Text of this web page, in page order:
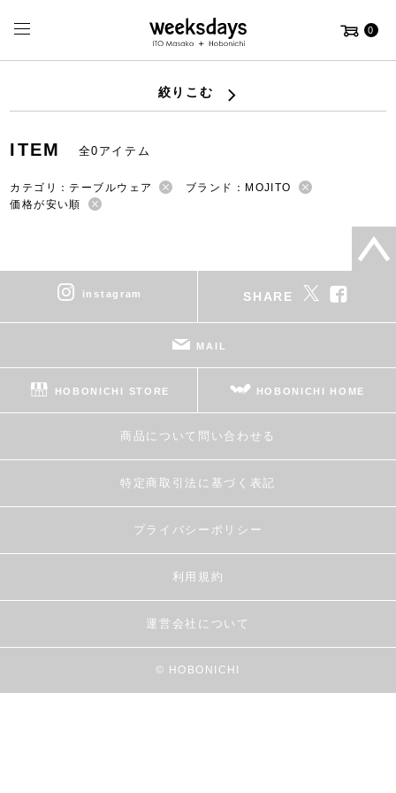
0
絞りこむ
ITEM 全0アイテム
カテゴリ：テーブルウェア
ブランド：MOJITO
価格が安い順
instagram SHARE
MAIL
HOBONICHI STORE HOBONICHI HOME
商品について問い合わせる
特定商取引法に基づく表記
プライバシーポリシー
利用規約
運営会社について
© HOBONICHI